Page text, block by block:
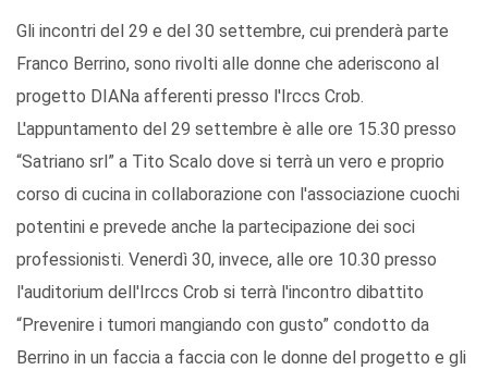
Gli incontri del 29 e del 30 settembre, cui prenderà parte
Franco Berrino, sono rivolti alle donne che aderiscono al
progetto DIANa afferenti presso l'Irccs Crob.
L'appuntamento del 29 settembre è alle ore 15.30 presso
“Satriano srl” a Tito Scalo dove si terrà un vero e proprio
corso di cucina in collaborazione con l'associazione cuochi
potentini e prevede anche la partecipazione dei soci
professionisti. Venerdì 30, invece, alle ore 10.30 presso
l'auditorium dell'Irccs Crob si terrà l'incontro dibattito
“Prevenire i tumori mangiando con gusto” condotto da
Berrino in un faccia a faccia con le donne del progetto e gli